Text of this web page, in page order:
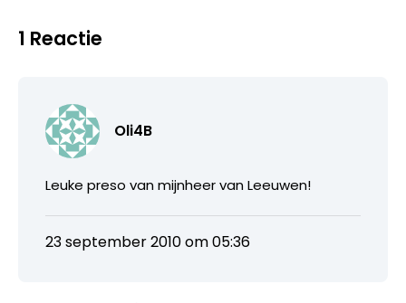
1 Reactie
Oli4B
Leuke preso van mijnheer van Leeuwen!
23 september 2010 om 05:36